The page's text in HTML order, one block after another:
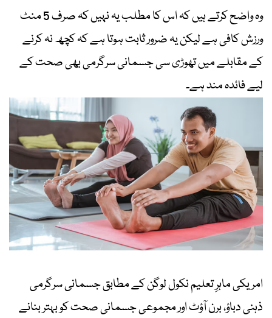
وہ واضح کرتے ہیں کہ اس کا مطلب یہ نہیں کہ صرف 5 منٹ
ورزش کافی ہے لیکن یہ ضرور ثابت ہوتا ہے کہ کچھ نہ کرنے
کے مقابلے میں تھوڑی سی جسمانی سرگرمی بھی صحت کے
لیے فائدہ مند ہے۔
امریکی ماہرِ تعلیم نکول لوگن کے مطابق جسمانی سرگرمی
ذہنی دباؤ، برن آؤٹ اور مجموعی جسمانی صحت کو بہتر بنانے